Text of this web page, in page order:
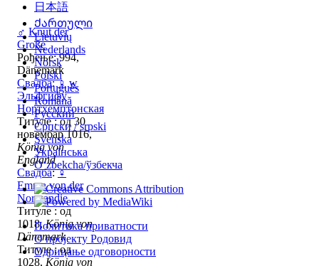
♂ Knut der
Große
Рођење: 994,
Dänemark
Свадба:♀ w
Эльфгифу
Нортхемптонская
Титуле : од 30
новембар 1016,
König von
England
Свадба:♀
Emma von der
Normandie
Титуле : од
1018,König von
Dänemark
Титуле : од
1028, König von
日本語
Ქართული
Lietuvių
Nederlands
Norsk
Polski
Português
Română
Русский
Српски / srpski
Svenska
Українська
Oʻzbekcha/ўзбекча
Политика приватности
О пројекту Родовид
Одрицање одговорности